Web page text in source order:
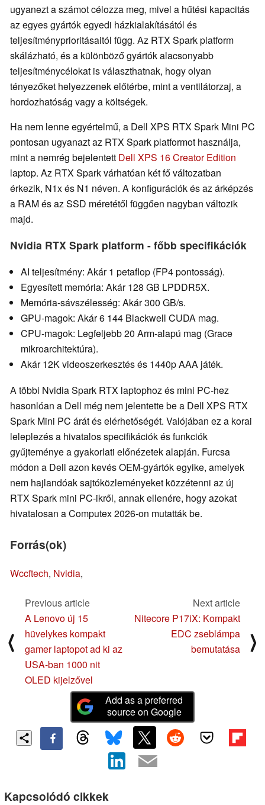
ugyanezt a számot célozza meg, mivel a hűtési kapacitás
az egyes gyártók egyedi házkialakításától és
teljesítményprioritásaitól függ. Az RTX Spark platform
skálázható, és a különböző gyártók alacsonyabb
teljesítménycélokat is választhatnak, hogy olyan
tényezőket helyezzenek előtérbe, mint a ventilátorzaj, a
hordozhatóság vagy a költségek.
Ha nem lenne egyértelmű, a Dell XPS RTX Spark Mini PC
pontosan ugyanazt az RTX Spark platformot használja,
mint a nemrég bejelentett Dell XPS 16 Creator Edition
laptop. Az RTX Spark várhatóan két fő változatban
érkezik, N1x és N1 néven. A konfigurációk és az árképzés
a RAM és az SSD méretétől függően nagyban változik
majd.
Nvidia RTX Spark platform - főbb specifikációk
AI teljesítmény: Akár 1 petaflop (FP4 pontosság).
Egyesített memória: Akár 128 GB LPDDR5X.
Memória-sávszélesség: Akár 300 GB/s.
GPU-magok: Akár 6 144 Blackwell CUDA mag.
CPU-magok: Legfeljebb 20 Arm-alapú mag (Grace
mikroarchitektúra).
Akár 12K videoszerkesztés és 1440p AAA játék.
A többi Nvidia Spark RTX laptophoz és mini PC-hez
hasonlóan a Dell még nem jelentette be a Dell XPS RTX
Spark Mini PC árát és elérhetőségét. Valójában ez a korai
leleplezés a hivatalos specifikációk és funkciók
gyűjteménye a gyakorlati előnézetek alapján. Furcsa
módon a Dell azon kevés OEM-gyártók egyike, amelyek
nem hajlandóak sajtóközleményeket közzétenni az új
RTX Spark mini PC-ikről, annak ellenére, hogy azokat
hivatalosan a Computex 2026-on mutatták be.
Forrás(ok)
Wccftech, Nvidia,
⟨
Previous article
A Lenovo új 15
hüvelykes kompakt
gamer laptopot ad ki az
USA-ban 1000 nit
OLED kijelzővel
Next article
Nitecore P17iX: Kompakt
EDC zseblámpa
bemutatása
⟩
Add as a preferred
source on Google
Kapcsolódó cikkek